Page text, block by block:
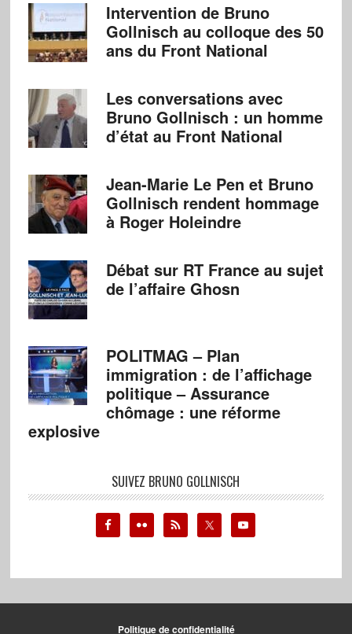
Intervention de Bruno
Gollnisch au colloque des 50
ans du Front National
Les conversations avec
Bruno Gollnisch : un homme
d’état au Front National
Jean-Marie Le Pen et Bruno
Gollnisch rendent hommage
à Roger Holeindre
Débat sur RT France au sujet
de l’affaire Ghosn
POLITMAG – Plan
immigration : de l’affichage
politique – Assurance
chômage : une réforme
explosive
SUIVEZ BRUNO GOLLNISCH
Politique de confidentialité